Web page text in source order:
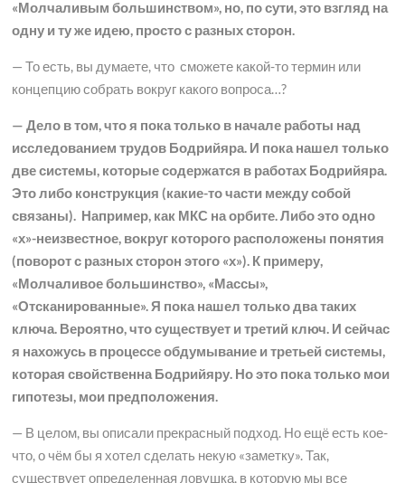
«Молчаливым большинством», но, по сути, это взгляд на
одну и ту же идею, просто с разных сторон.
— То есть, вы думаете, что сможете какой-то термин или
концепцию собрать вокруг какого вопроса…?
— Дело в том, что я пока только в начале работы над
исследованием трудов Бодрийяра. И пока нашел только
две системы, которые содержатся в работах Бодрийяра.
Это либо конструкция (какие-то части между собой
связаны). Например, как МКС на орбите. Либо это одно
«х»-неизвестное, вокруг которого расположены понятия
(поворот с разных сторон этого «х»). К примеру,
«Молчаливое большинство», «Массы»,
«Отсканированные». Я пока нашел только два таких
ключа. Вероятно, что существует и третий ключ. И сейчас
я нахожусь в процессе обдумывание и третьей системы,
которая свойственна Бодрийяру. Но это пока только мои
гипотезы, мои предположения.
— В целом, вы описали прекрасный подход. Но ещё есть кое-
что, о чём бы я хотел сделать некую «заметку». Так,
существует определенная ловушка, в которую мы все